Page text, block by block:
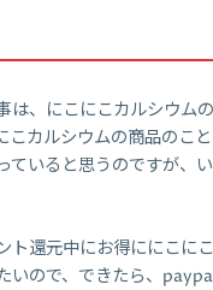
は、にこにこカルシウム
こカルシウムの商品のこ
ていると思うのですが、
ト還元中にお得ににこに
いので、できたら、